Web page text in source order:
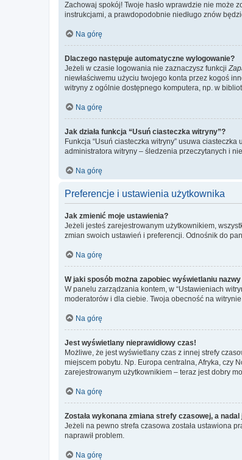
Zachowaj spokój! Twoje hasło wprawdzie nie może
instrukcjami, a prawdopodobnie niedługo znów
Na górę
Dlaczego następuje automatyczne wylogowanie?
Jeżeli w czasie logowania nie zaznaczysz funkcji
niewłaściwemu użyciu twojego konta przez kogoś
witryny z ogólnie dostępnego komputera, np. w
Na górę
Jak działa funkcja “Usuń ciasteczka witryny”?
Funkcja “Usuń ciasteczka witryny” usuwa
administratora witryny – śledzenia przeczytanych i
Na górę
Preferencje i ustawienia użytkownika
Jak zmienić moje ustawienia?
Jeżeli jesteś zarejestrowanym użytkownikiem,
zmian swoich ustawień i preferencji. Odnośnik do
Na górę
W jaki sposób można zapobiec wyświetlaniu
W panelu zarządzania kontem, w “Ustawieniach
moderatorów i dla ciebie. Twoja obecność na
Na górę
Jest wyświetlany nieprawidłowy czas!
Możliwe, że jest wyświetlany czas z innej strefy
miejscem pobytu. Np. Europa centralna, Afryka, czy
zarejestrowanym użytkownikiem – teraz jest dobry
Na górę
Została wykonana zmiana strefy czasowej, a
Jeżeli na pewno strefa czasowa została ustawiona
naprawił problem.
Na górę